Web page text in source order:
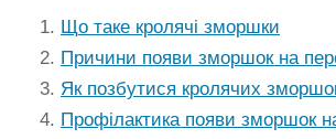
Що таке кролячі зморшки
Причини появи зморшок на
Як позбутися кролячих
Профілактика появи зморшок